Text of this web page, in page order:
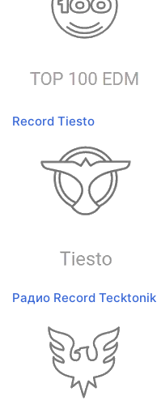
Record Tiesto
Радио Record Tecktonik